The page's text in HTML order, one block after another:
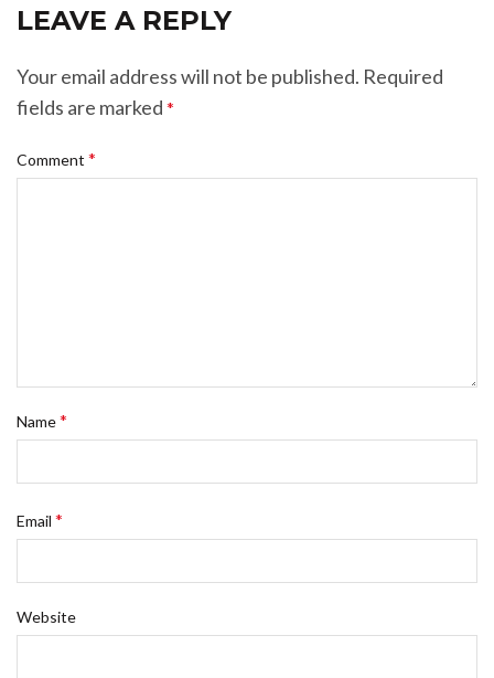
LEAVE A REPLY
Your email address will not be published. Required
fields are marked *
Comment *
Name*
Email *
Website